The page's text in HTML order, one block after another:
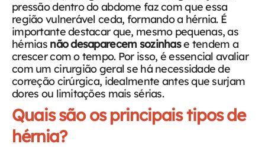
pressão dentro do abdome faz com que essa
região vulnerável ceda, formando a hérnia. É
importante destacar que, mesmo pequenas, as
hérnias não desaparecem sozinhase tendem a
crescer com o tempo. Por isso, é essencial avaliar
com um cirurgião geral se há necessidade de
correção cirúrgica, idealmente antes que surjam
dores ou limitações mais sérias.
Quais são os principais tipos de
hérnia?